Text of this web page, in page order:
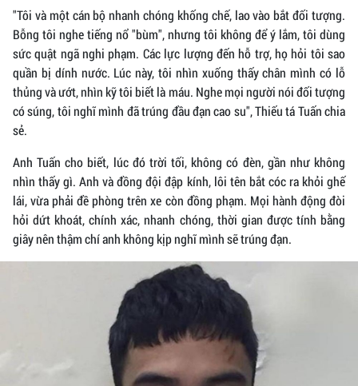
"Tôi và một cán bộ nhanh chóng khống chế, lao vào bắt đối tượng.
Bỗng tôi nghe tiếng nổ "bùm", nhưng tôi không để ý lắm, tôi dùng
sức quật ngã nghi phạm. Các lực lượng đến hỗ trợ, họ hỏi tôi sao
quần bị dính nước. Lúc này, tôi nhìn xuống thấy chân mình có lỗ
thủng và ướt, nhìn kỹ tôi biết là máu. Nghe mọi người nói đối tượng
có súng, tôi nghĩ mình đã trúng đầu đạn cao su", Thiếu tá Tuấn chia
sẻ.
Anh Tuấn cho biết, lúc đó trời tối, không có đèn, gần như không
nhìn thấy gì. Anh và đồng đội đập kính, lôi tên bắt cóc ra khỏi ghế
lái, vừa phải đề phòng trên xe còn đồng phạm. Mọi hành động đòi
hỏi dứt khoát, chính xác, nhanh chóng, thời gian được tính bằng
giây nên thậm chí anh không kịp nghĩ mình sẽ trúng đạn.